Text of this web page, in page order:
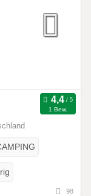
1 Bew.
98